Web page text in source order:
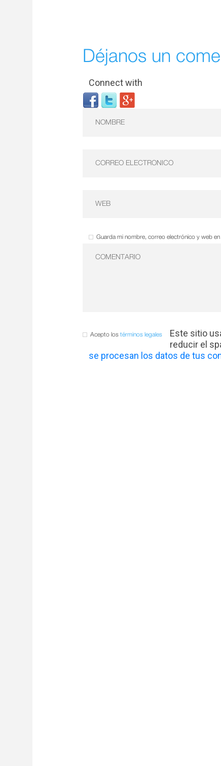
Déjanos un
Connect with
Guarda mi nombre, correo electrónico y web
Acepto los términos legales
Este sitio
reducir el
se procesan los datos de tus